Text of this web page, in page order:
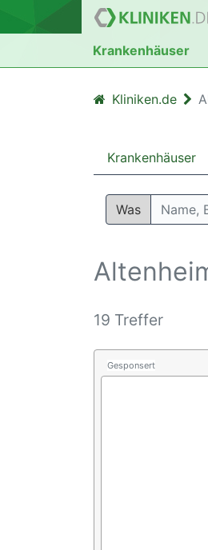
Krankenhäuser
Kliniken.de
Krankenhäuser
Was
19 Treffer
Gesponsert